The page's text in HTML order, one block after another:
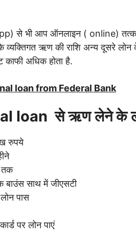
से भी आप ऑनलाइन ( online)
व्यक्तिगत ऋण की राशि अन्य दूसरे
काफी अधिक होता है.
loan from Federal Bank
loan से ऋण लेने के
रुपये
तक
साथ में जीएसटी
पास
पर लोन पाएं